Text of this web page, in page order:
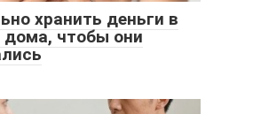
хранить деньги в
дома, чтобы они